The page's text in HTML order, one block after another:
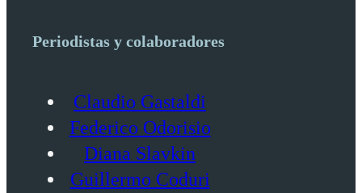
Periodistas y colaboradores
Claudio Gastaldi
Federico Odorisio
Diana Slavkin
Guillermo Coduri